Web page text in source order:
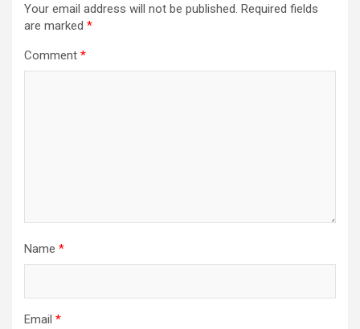
Your email address will not be published. Required fields
are marked *
Comment *
Name *
Email *